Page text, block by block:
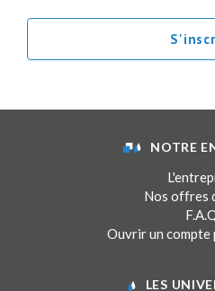
NOTRE
Nos offres
Ouvrir un
LES